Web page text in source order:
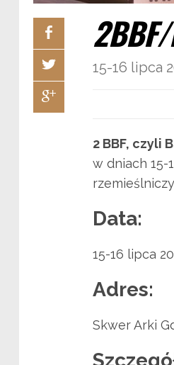
2BBF/
15-16 lipca
2 BBF, czyli
w dniach 15-
Data:
15-16 lipca
Adres:
Skwer Arki